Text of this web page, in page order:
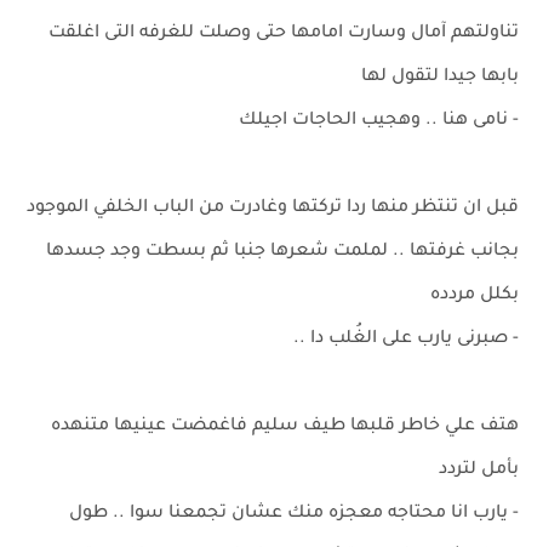
تناولتهم آمال وسارت امامها حتى وصلت للغرفه التى اغلقت
بابها جيدا لتقول لها
- نامى هنا .. وهجيب الحاجات اجيلك
قبل ان تنتظر منها ردا تركتها وغادرت من الباب الخلفي الموجود
بجانب غرفتها .. لملمت شعرها جنبا ثم بسطت وجد جسدها
بكلل مردده
- صبرنى يارب على الغُلب دا ..
هتف علي خاطر قلبها طيف سليم فاغمضت عينيها متنهده
بأمل لتردد
- يارب انا محتاجه معجزه منك عشان تجمعنا سوا .. طول